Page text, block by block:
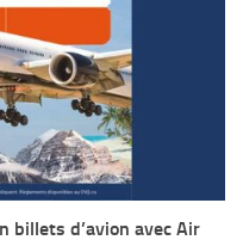
billets d’avion avec Air